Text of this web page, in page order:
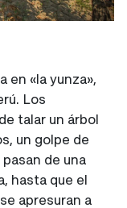
en «la yunza»,
Los
talar un árbol
un golpe de
de una
hasta que el
apresuran a